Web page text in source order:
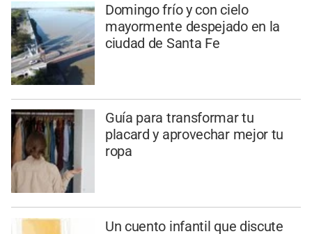
Domingo frío y con cielo
mayormente despejado en la
ciudad de Santa Fe
Guía para transformar tu
placard y aprovechar mejor tu
ropa
Un cuento infantil que discute